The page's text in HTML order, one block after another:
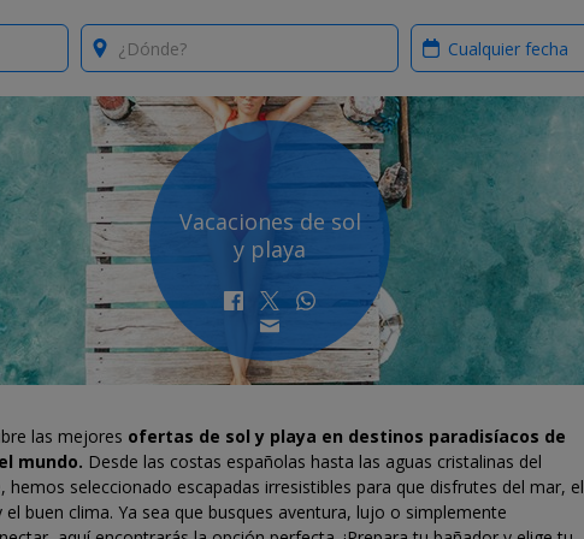
Where? When?
Vacaciones de sol
y playa
las mejores ofertas de sol y playa en destinos paradisíacos de
mundo. Desde las costas españolas hasta las aguas cristalinas del
hemos seleccionado escapadas irresistibles para que disfrutes del mar, el
el buen clima. Ya sea que busques aventura, lujo o simplemente